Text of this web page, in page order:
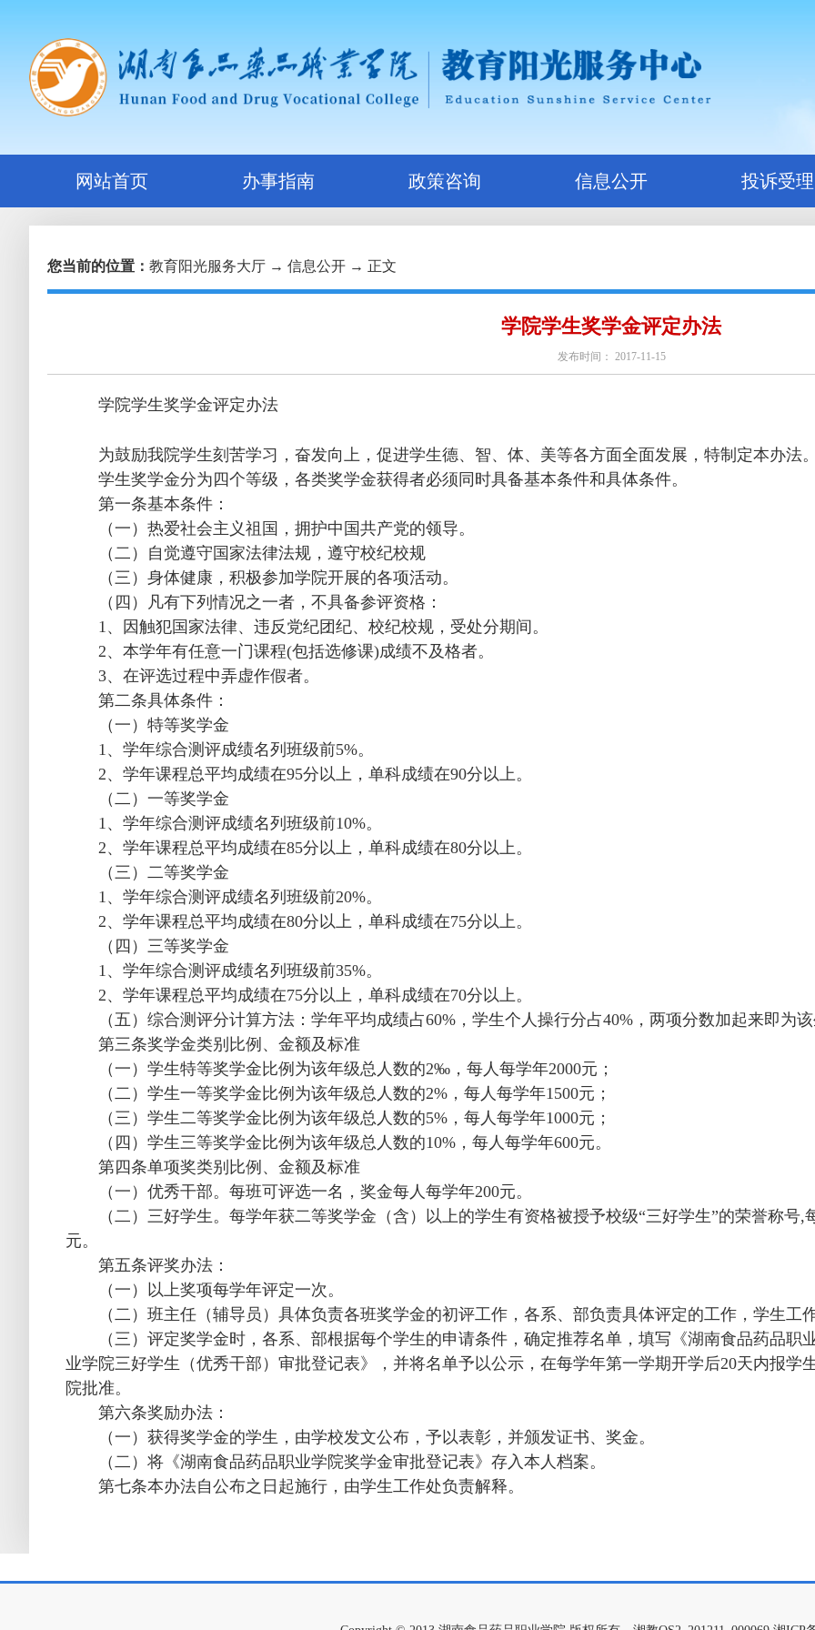
网站首页 办事指南 政策咨询 信息公开 投诉受理
您当前的位置： 教育阳光服务大厅 → 信息公开 → 正文
学院学生奖学金评定办法
发布时间： 2017-11-15
学院学生奖学金评定办法
为鼓励我院学生刻苦学习，奋发向上，促进学生德、智、体、美等各方面全面发展，特制定本办法
学生奖学金分为四个等级，各类奖学金获得者必须同时具备基本条件和具体条件。
第一条基本条件：
（一）热爱社会主义祖国，拥护中国共产党的领导。
（二）自觉遵守国家法律法规，遵守校纪校规
（三）身体健康，积极参加学院开展的各项活动。
（四）凡有下列情况之一者，不具备参评资格：
1、因触犯国家法律、违反党纪团纪、校纪校规，受处分期间。
2、本学年有任意一门课程(包括选修课)成绩不及格者。
3、在评选过程中弄虚作假者。
第二条具体条件：
（一）特等奖学金
1、学年综合测评成绩名列班级前5%。
2、学年课程总平均成绩在95分以上，单科成绩在90分以上。
（二）一等奖学金
1、学年综合测评成绩名列班级前10%。
2、学年课程总平均成绩在85分以上，单科成绩在80分以上。
（三）二等奖学金
1、学年综合测评成绩名列班级前20%。
2、学年课程总平均成绩在80分以上，单科成绩在75分以上。
（四）三等奖学金
1、学年综合测评成绩名列班级前35%。
2、学年课程总平均成绩在75分以上，单科成绩在70分以上。
（五）综合测评分计算方法：学年平均成绩占60%，学生个人操行分占40%，两项分数加起来即为
第三条奖学金类别比例、金额及标准
（一）学生特等奖学金比例为该年级总人数的2‰，每人每学年2000元；
（二）学生一等奖学金比例为该年级总人数的2%，每人每学年1500元；
（三）学生二等奖学金比例为该年级总人数的5%，每人每学年1000元；
（四）学生三等奖学金比例为该年级总人数的10%，每人每学年600元。
第四条单项奖类别比例、金额及标准
（一）优秀干部。每班可评选一名，奖金每人每学年200元。
（二）三好学生。每学年获二等奖学金（含）以上的学生有资格被授予校级“三好学生”的荣誉称号
元。
第五条评奖办法：
（一）以上奖项每学年评定一次。
（二）班主任（辅导员）具体负责各班奖学金的初评工作，各系、部负责具体评定的工作，学生工
（三）评定奖学金时，各系、部根据每个学生的申请条件，确定推荐名单，填写《湖南食品药品
业学院三好学生（优秀干部）审批登记表》，并将名单予以公示，在每学年第一学期开学后20天内报学
院批准。
第六条奖励办法：
（一）获得奖学金的学生，由学校发文公布，予以表彰，并颁发证书、奖金。
（二）将《湖南食品药品职业学院奖学金审批登记表》存入本人档案。
第七条本办法自公布之日起施行，由学生工作处负责解释。